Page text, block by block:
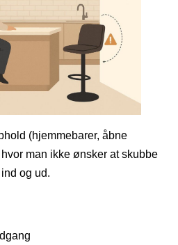
(hjemmebarer, åbne
man ikke ønsker at skubbe
og ud.